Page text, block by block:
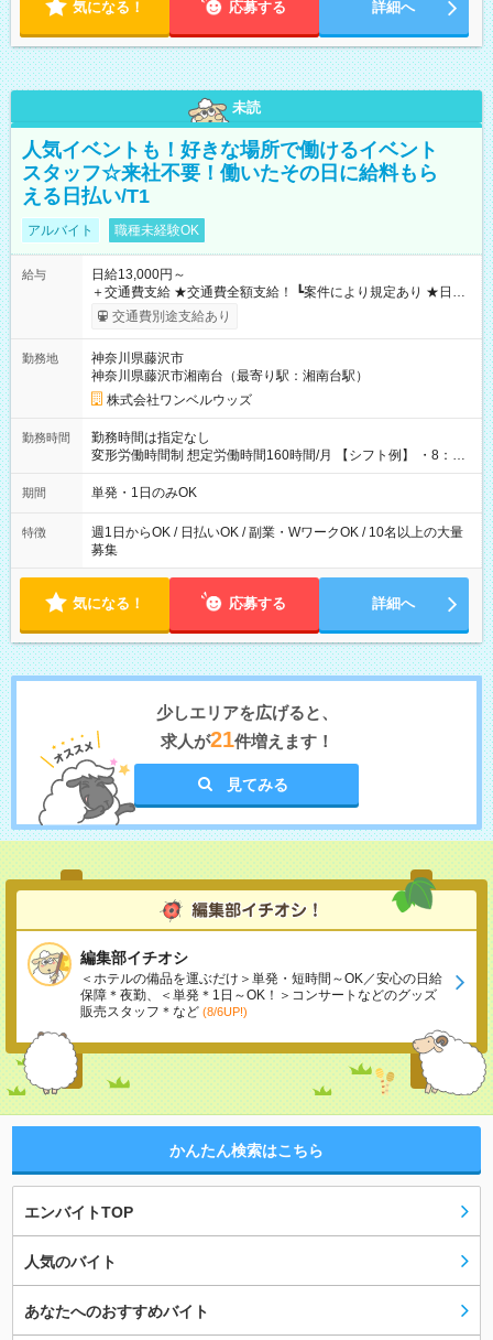
気になる！ 応募する 詳細へ
未読
人気イベントも！好きな場所で働けるイベント
スタッフ☆来社不要！働いたその日に給料もら
える日払い/T1
アルバイト 職種未経験OK
給与
日給13,000円～
＋交通費支給 ★交通費全額支給！ ┗案件により規定あり ★日払
いOK！（規定あり） ┗働いたその日に現金GET♪ お仕事後はコ
ンビニATMから 日払い分を引き落とせます！ 【試用期間】試
交通費別途支給あり
勤務地
神奈川県藤沢市
神奈川県藤沢市湘南台（最寄り駅：湘南台駅）
株式会社ワンベルウッズ
勤務時間
勤務時間は指定なし
変形労働時間制 想定労働時間160時間/月 【シフト例】 ・8：00
～21：00
期間 単発・1日のみOK
特徴
週1日からOK / 日払いOK / 副業・WワークOK / 10名以上の大量
募集
気になる！ 応募する 詳細へ
少しエリアを広げると、
求人が21件増えます！
見てみる
編集部イチオシ
＜ホテルの備品を運ぶだけ＞単発・短時間～OK／安心の日給
保障＊夜勤、＜単発＊1日～OK！＞コンサートなどのグッズ
販売スタッフ＊など (8/6UP!)
かんたん検索はこちら
エンバイトTOP
人気のバイト
あなたへのおすすめバイト